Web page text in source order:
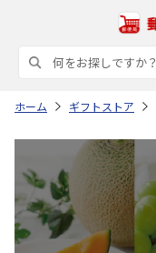
ホーム ギフトストア